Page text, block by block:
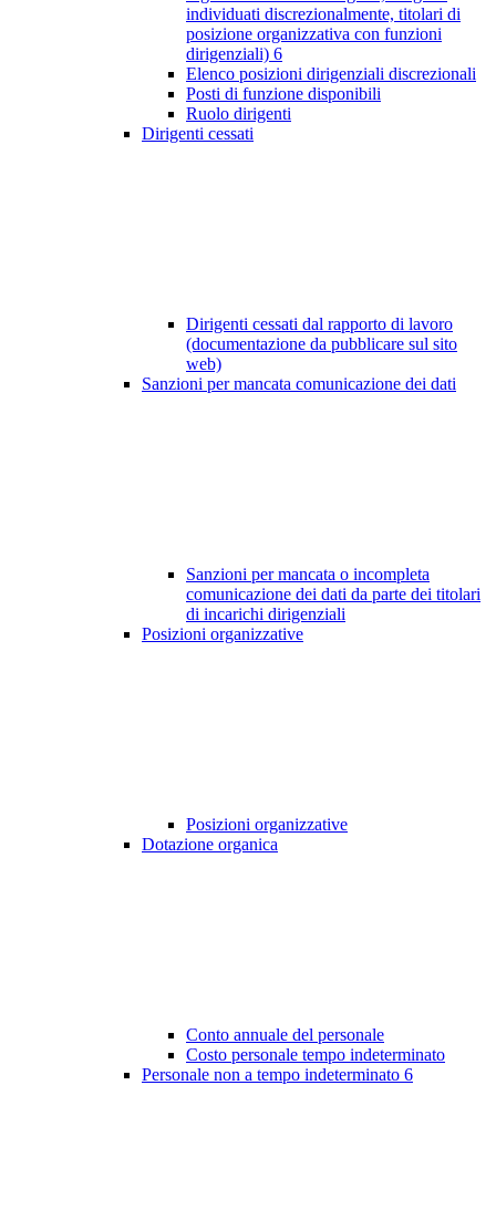
individuati discrezionalmente, titolari di
posizione organizzativa con funzioni
dirigenziali) 6
Elenco posizioni dirigenziali discrezionali
Posti di funzione disponibili
Ruolo dirigenti
Dirigenti cessati
Dirigenti cessati dal rapporto di lavoro
(documentazione da pubblicare sul sito
web)
Sanzioni per mancata comunicazione dei dati
Sanzioni per mancata o incompleta
comunicazione dei dati da parte dei titolari
di incarichi dirigenziali
Posizioni organizzative
Posizioni organizzative
Dotazione organica
Conto annuale del personale
Costo personale tempo indeterminato
Personale non a tempo indeterminato 6